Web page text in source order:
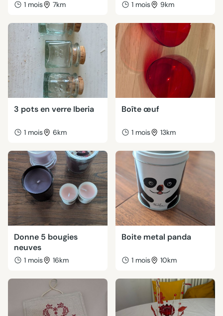
1 mois 7km 1 mois 9km
3 pots en verre Iberia
1 mois 6km
Boîte œuf
1 mois 13km
Donne 5 bougies
neuves
1 mois 16km
Boite metal panda
1 mois 10km